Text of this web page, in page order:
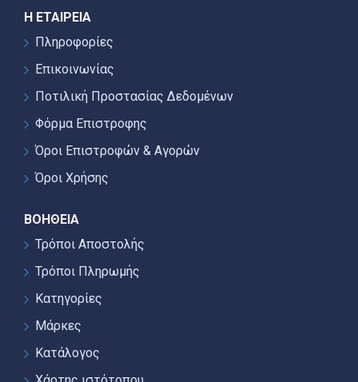
Η ΕΤΑΙΡΕΊΑ
Πληροφορίες
Επικοινωνίας
Ποτιλική Προστασίας Δεδομένων
Φόρμα Επιστροφης
Όροι Επιστροφών & Αγορών
Όροι Χρήσης
ΒΟΉΘΕΙΑ
Τρόποι Αποστολής
Τρόποι Πληρωμής
Κατηγορίες
Μάρκες
Κατάλογος